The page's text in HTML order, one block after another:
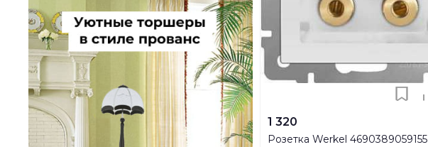
1 320
Розетка Werkel 4690389059155